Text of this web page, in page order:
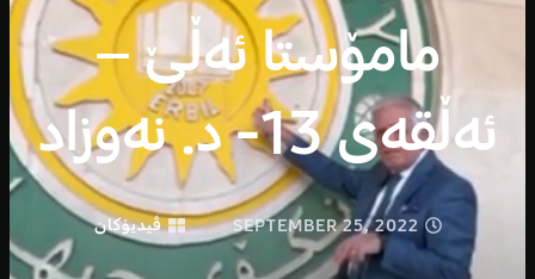
مامۆستا ئەڵێ –
ئەڵقەی 13- د. نەوزاد
SEPTEMBER 25, 2022 ڤیدیۆكان